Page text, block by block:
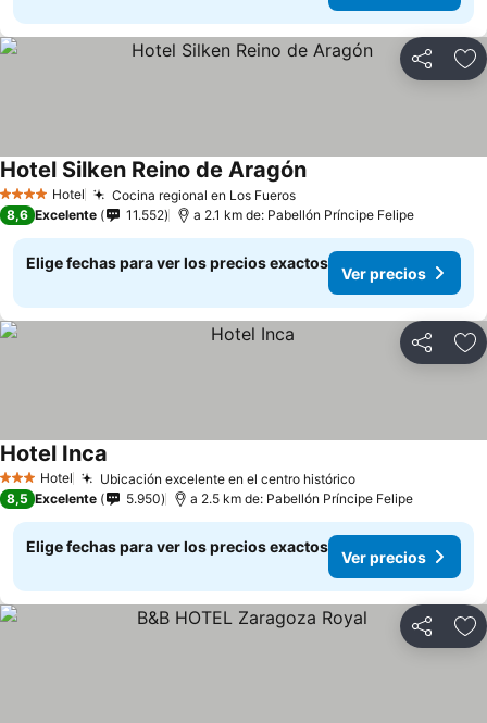
Compartir
4 EstrellasHotel Cocina regional en Los FuerosVer precios
Hotel Silken Reino de AragónVer precios
8,6 Excelente 11.552 a 2.1 km de: Pabellón Príncipe Felipe
Elige fechas para ver los precios exactos
Ver precios
Compartir
3 Estrellas
Hotel Ubicación excelente en el centro históricoVer precios
Hotel Inca
8,5 Excelente 5.950 a 2.5 km de: Pabellón Príncipe Felipe
Elige fechas para ver los precios exactos
Ver precios
Compartir